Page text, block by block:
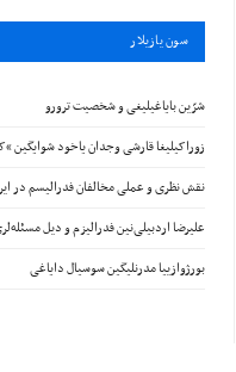
سون يازيلار
شرّین بایاغیلیغی و شخصیت ترورو
زوراکیلیغا قارشی وجدان یاخود شوایگین
نقش نظری و عملی مخالفان فدرالیسم در
علیرضا اردبیلی‌نین فدرالیزم و دیل
بورژوازییا مدرنلیگین سوسیال دایاغی